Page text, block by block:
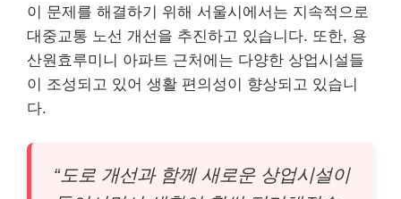
이 문제를 해결하기 위해 서울시에서는 지속적으로
대중교통 노선 개선을 추진하고 있습니다. 또한, 용
산원효루미니 아파트 근처에는 다양한 상업시설들
이 조성되고 있어 생활 편의성이 향상되고 있습니
다.
“도로 개선과 함께 새로운 상업시설이